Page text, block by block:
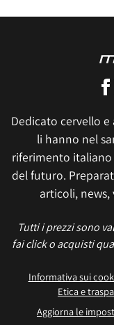
Dedicato cervello
li hanno nel
riferimento
del futuro.
articoli,
Tutti i prezzi sono
fai click o acquisti
Informativa sui
Etica e
Aggiorna le